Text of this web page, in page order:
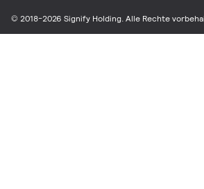
© 2018-2026 Signify Holding. Alle Rechte